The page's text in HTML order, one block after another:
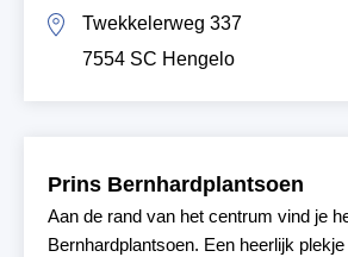
Twekkelerweg 337
7554 SC Hengelo
Prins Bernhardplantsoen
Aan de rand van het centrum vind je
Bernhardplantsoen. Een heerlijk